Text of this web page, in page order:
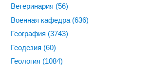
Ветеринария (56)
Военная кафедра (636)
География (3743)
Геодезия (60)
Геология (1084)